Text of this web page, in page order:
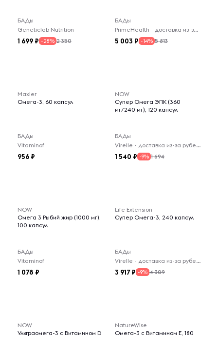
БАДы
Geneticlab Nutrition
1 699 -28% 2 350
БАДы
PrimeHealth - доставка из-за рубежа
5 003 -14% 5 813
Maxler
Омега-3, 60 капсул
БАДы
Vitaminof
956
NOW
Супер Омега ЭПК (360
мг/240 мг), 120 капсул
БАДы
Virelle - доставка из-за рубежа
1 540 -9% 1 694
NOW
Омега 3 Рыбий жир (1000 мг),
100 капсул
БАДы
Vitaminof
1 078
Life Extension
Супер Омега-3, 240 капсул
БАДы
Virelle - доставка из-за рубежа
3 917 -9% 4 309
NOW
Ультраомега-3 с Витамином D
NatureWise
Омега-3 с Витамином E, 180